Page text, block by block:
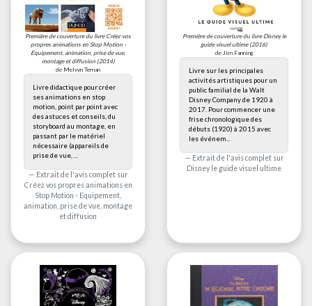
Première de couverture du livre Créez vos
propres animations en Stop Motion -
Equipement, animation, prise de vue,
montage et diffusion(2014)
de Melvyn Ternan
Livre didactique pour créer
ses animations en stop
motion, point par point avec
des astuces et conseils, du
storyboard au montage, en
passant par le matériel
nécessaire (appareils de
prise de vue, ...
Extrait de l'avis complet sur
Créez vos propres animations en
Stop Motion - Equipement,
animation, prise de vue, montage
et diffusion
Première de couverture du livreDisney le
guide visuel ultime(2016)
de Jim Fanning
Livre sur les principales
activités artistiques pour un
public familial de la Walt
Disney Company de 1920 à
2017. Pour commencer une
frise chronologique des
débuts (1920) à 2015 avec
les événem...
Extrait de l'avis complet sur
Disney le guide visuel ultime